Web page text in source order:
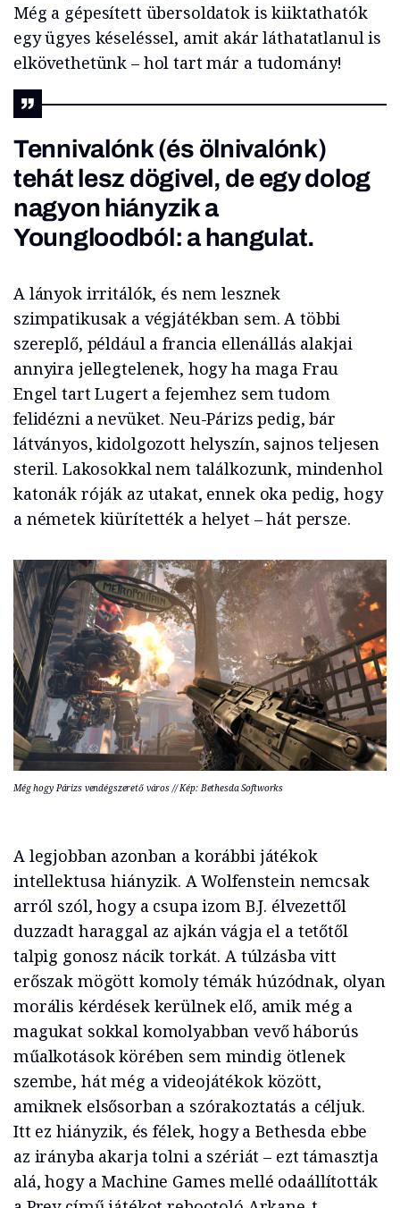
Még a gépesített übersoldatok is kiiktathatók
egy ügyes késeléssel, amit akár láthatatlanul is
elkövethetünk – hol tart már a tudomány!
Tennivalónk (és ölnivalónk)
tehát lesz dögivel, de egy dolog
nagyon hiányzik a
Youngloodból: a hangulat.
A lányok irritálók, és nem lesznek
szimpatikusak a végjátékban sem. A többi
szereplő, például a francia ellenállás alakjai
annyira jellegtelenek, hogy ha maga Frau
Engel tart Lugert a fejemhez sem tudom
felidézni a nevüket. Neu-Párizs pedig, bár
látványos, kidolgozott helyszín, sajnos teljesen
steril. Lakosokkal nem találkozunk, mindenhol
katonák róják az utakat, ennek oka pedig, hogy
a németek kiürítették a helyet – hát persze.
Még hogy Párizs vendégszerető város // Kép: Bethesda Softworks
A legjobban azonban a korábbi játékok
intellektusa hiányzik. A Wolfenstein nemcsak
arról szól, hogy a csupa izom B.J. élvezettől
duzzadt haraggal az ajkán vágja el a tetőtől
talpig gonosz nácik torkát. A túlzásba vitt
erőszak mögött komoly témák húzódnak, olyan
morális kérdések kerülnek elő, amik még a
magukat sokkal komolyabban vevő háborús
műalkotások körében sem mindig ötlenek
szembe, hát még a videojátékok között,
amiknek elsősorban a szórakoztatás a céljuk.
Itt ez hiányzik, és félek, hogy a Bethesda ebbe
az irányba akarja tolni a szériát – ezt támasztja
alá, hogy a Machine Games mellé odaállították